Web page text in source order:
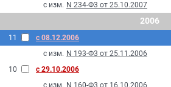
с изм. N 234-Ф3 от 25.10.2007
2006
11
с 08.12.2006
с изм. N 193-Ф3 от 25.11.2006
10
с 29.10.2006
с изм. N 160-Ф3 от 16.10.2006